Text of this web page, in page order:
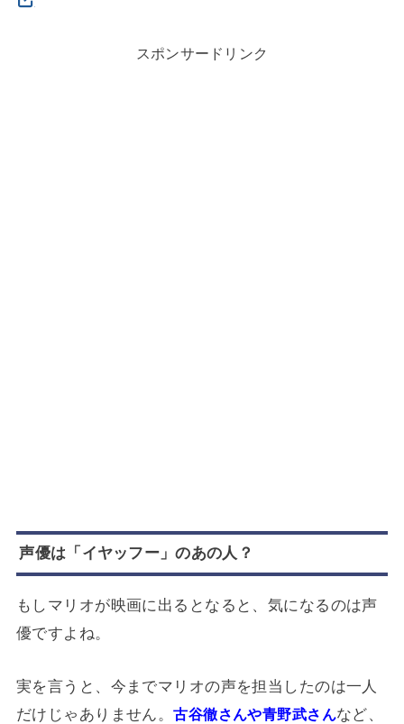
スポンサードリンク
声優は「イヤッフー」のあの人？
もしマリオが映画に出るとなると、気になるのは声
優ですよね。
実を言うと、今までマリオの声を担当したのは一人
だけじゃありません。古谷徹さんや青野武さんなど、